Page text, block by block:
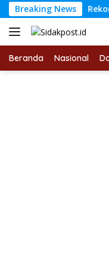
Langsung
ke
konten
Breaking News
Rekomendasi
Beranda Nasional